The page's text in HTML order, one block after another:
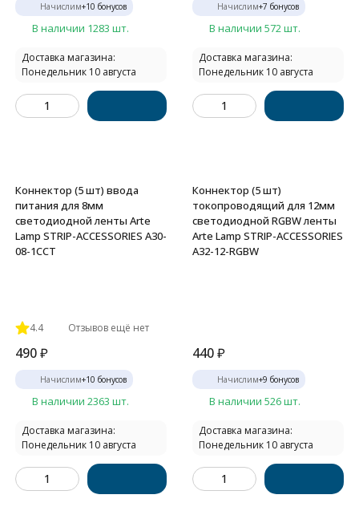
Начислим+10 бонусов
В наличии 1283 шт.
Доставка магазина:
Понедельник 10 августа
Начислим+7 бонусов
В наличии 572 шт.
Доставка магазина:
Понедельник 10 августа
Коннектор (5 шт) ввода
питания для 8мм
светодиодной ленты Arte
Lamp STRIP-ACCESSORIES A30-
08-1CCT
4.4 Отзывов ещё нет
490₽
Начислим+10 бонусов
В наличии 2363 шт.
Доставка магазина:
Понедельник 10 августа
Коннектор (5 шт)
токопроводящий для 12мм
светодиодной RGBW ленты
Arte Lamp STRIP-ACCESSORIES
A32-12-RGBW
440₽
Начислим+9 бонусов
В наличии 526 шт.
Доставка магазина:
Понедельник 10 августа